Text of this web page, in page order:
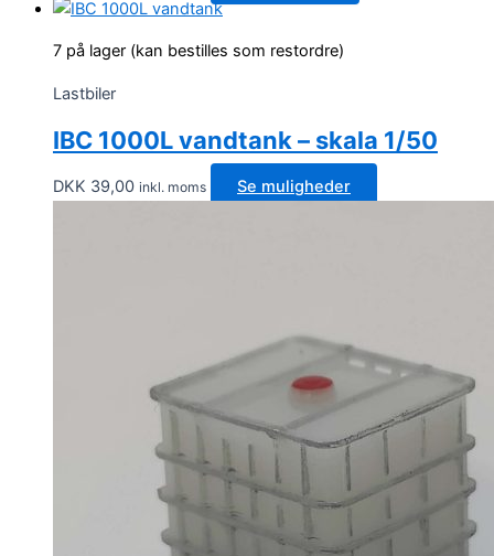
varesiden
7 på lager (kan bestilles som restordre)
Lastbiler
IBC 1000L vandtank – skala 1/50
DKK 39,00 inkl. moms Se muligheder